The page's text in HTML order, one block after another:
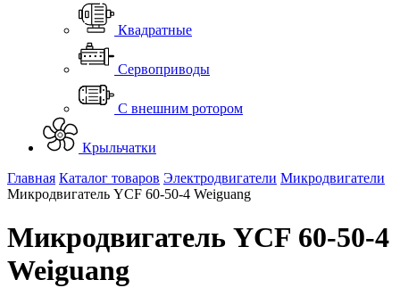
Квадратные
Сервоприводы
С внешним ротором
Крыльчатки
Главная Каталог товаров Электродвигатели Микродвигатели
Микродвигатель YCF 60-50-4 Weiguang
Микродвигатель YCF 60-50-4
Weiguang